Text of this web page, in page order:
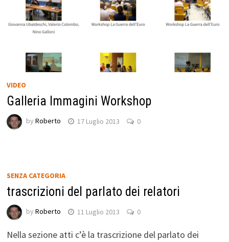
VIDEO
Galleria Immagini Workshop
by Roberto 17 Luglio 2013 0
SENZA CATEGORIA
trascrizioni del parlato dei relatori
by Roberto 11 Luglio 2013 0
Nella sezione atti c’è la trascrizione del parlato dei